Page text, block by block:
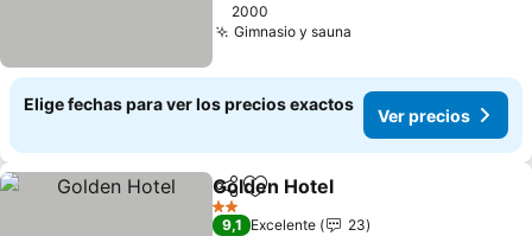
2000
Gimnasio y sauna
Elige fechas para ver los precios exactos
Ver precios
CompartirAgregar a favoritos
Golden Hotel
2 Estrellas
9,1 Excelente
23